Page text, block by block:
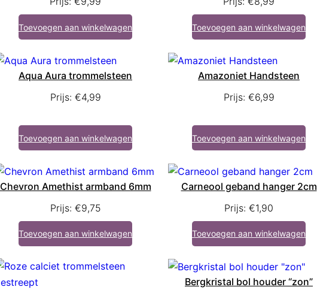
Toevoegen aan winkelwagen Toevoegen aan winkelwagen
Aqua Aura trommelsteen
Prijs: €4,99
Toevoegen aan winkelwagen
Amazoniet Handsteen
Prijs: €6,99
Toevoegen aan winkelwagen
Chevron Amethist armband 6mm
Prijs: €9,75
Toevoegen aan winkelwagen
Carneool geband hanger 2cm
Prijs: €1,90
Toevoegen aan winkelwagen
Bergkristal bol houder “zon”